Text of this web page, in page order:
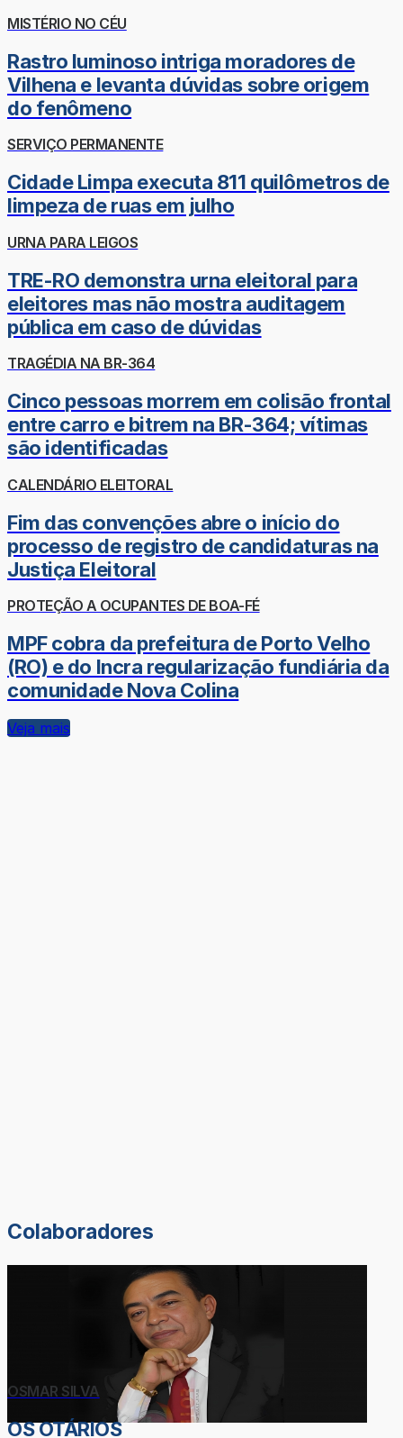
MISTÉRIO NO CÉU
Rastro luminoso intriga moradores de
Vilhena e levanta dúvidas sobre origem
do fenômeno
SERVIÇO PERMANENTE
Cidade Limpa executa 811 quilômetros de
limpeza de ruas em julho
URNA PARA LEIGOS
TRE-RO demonstra urna eleitoral para
eleitores mas não mostra auditagem
pública em caso de dúvidas
TRAGÉDIA NA BR-364
Cinco pessoas morrem em colisão frontal
entre carro e bitrem na BR-364; vítimas
são identificadas
CALENDÁRIO ELEITORAL
Fim das convenções abre o início do
processo de registro de candidaturas na
Justiça Eleitoral
PROTEÇÃO A OCUPANTES DE BOA-FÉ
MPF cobra da prefeitura de Porto Velho
(RO) e do Incra regularização fundiária da
comunidade Nova Colina
Veja mais
Colaboradores
OSMAR SILVA
OS OTÁRIOS